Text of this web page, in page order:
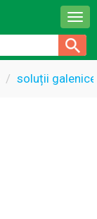
soluții galenice